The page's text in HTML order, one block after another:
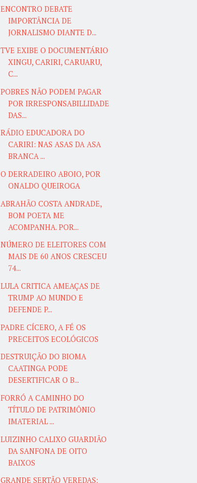
ENCONTRO DEBATE
IMPORTÂNCIA DE
JORNALISMO DIANTE D...
TVE EXIBE O DOCUMENTÁRIO
XINGU, CARIRI, CARUARU,
C...
POBRES NÃO PODEM PAGAR
POR IRRESPONSABILLIDADE
DAS...
RÁDIO EDUCADORA DO
CARIRI: NAS ASAS DA ASA
BRANCA ...
O DERRADEIRO ABOIO, POR
ONALDO QUEIROGA
ABRAHÃO COSTA ANDRADE,
BOM POETA ME
ACOMPANHA. POR...
NÚMERO DE ELEITORES COM
MAIS DE 60 ANOS CRESCEU
74...
LULA CRITICA AMEAÇAS DE
TRUMP AO MUNDO E
DEFENDE P...
PADRE CÍCERO, A FÉ OS
PRECEITOS ECOLÓGICOS
DESTRUIÇÃO DO BIOMA
CAATINGA PODE
DESERTIFICAR O B...
FORRÓ A CAMINHO DO
TÍTULO DE PATRIMÔNIO
IMATERIAL ...
LUIZINHO CALIXO GUARDIÃO
DA SANFONA DE OITO
BAIXOS
GRANDE SERTÃO VEREDAS: